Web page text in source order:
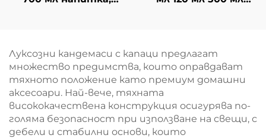
Луксозни кандемаси с капаци предлагат
множество предимства, които оправдават
тяхното положение като премиум домашни
аксесоари. Най-вече, тяхната
висококачествена конструкция осигурява по-
голяма безопасност при използване на свещи, с
дебели и стабилни основи, които